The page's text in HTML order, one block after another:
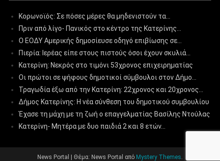
Κορωνοϊός: Σε πόσες μέρες θα μηδενιστούν τα…
Πριν από λίγο- Πανικός στο κέντρο της Κατερίνης…
Ο ΕΟΔΥ Αμερικής δημοσίευσε οδηγό επιβίωσης σε…
Πιερία: Ιερέας είπε στους πιστούς όσοι έχουν σκυλιά…
Κατερίνη: Νεκρός στο τιμόνι 53χρονος επιχειρηματίας
Οι πρώτοι σε ψήφους δημοτικοί σύμβουλοι στον Δήμο…
Τραγωδία έξω από την Κατερίνη: 22χρονος και 20χρονος…
Δήμος Κατερίνης: Η νέα σύνθεση του δημοτικού συμβουλίου
Έχασε τη μάχη με τη ζωή ο επαγγελματίας Βασίλης Ντούλας
Κατερίνη- Μητέρα με δυο παιδιά 2 και 8 ετών…
News Portal | Θέμα: News Portal από Mystery Themes